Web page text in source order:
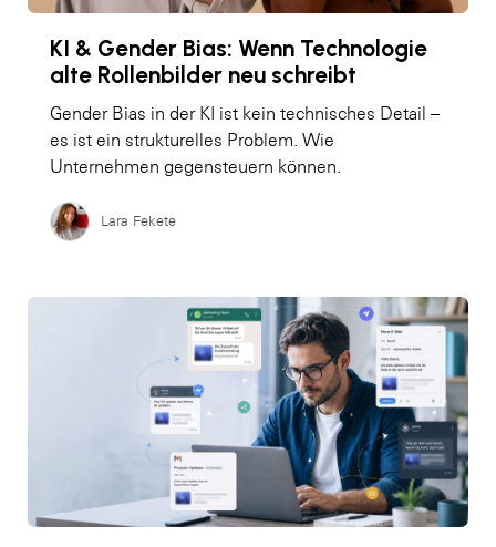
KI & Gender Bias: Wenn Technologie
alte Rollenbilder neu schreibt
Gender Bias in der KI ist kein technisches Detail –
es ist ein strukturelles Problem. Wie
Unternehmen gegensteuern können.
Lara Fekete